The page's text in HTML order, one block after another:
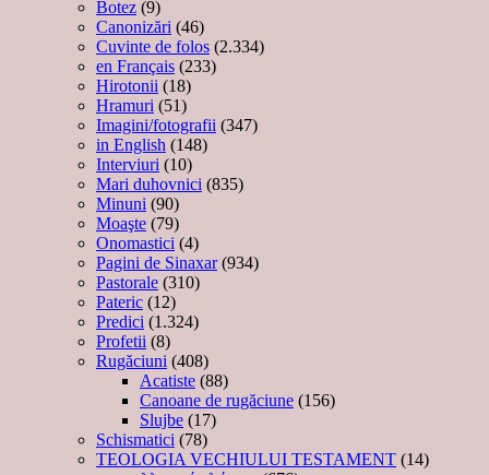
Botez (9)
Canonizări (46)
Cuvinte de folos (2.334)
en Français (233)
Hirotonii (18)
Hramuri (51)
Imagini/fotografii (347)
in English (148)
Interviuri (10)
Mari duhovnici (835)
Minuni (90)
Moaşte (79)
Onomastici (4)
Pagini de Sinaxar(934)
Pastorale (310)
Pateric (12)
Predici (1.324)
Profetii (8)
Rugăciuni (408)
Acatiste (88)
Canoane de rugăciune (156)
Slujbe (17)
Schismatici (78)
TEOLOGIA VECHIULUI TESTAMENT (14)